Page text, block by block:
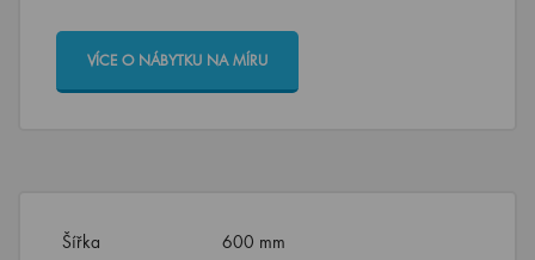
VÍCE O NÁBYTKU NA MÍRU
Šířka
600 mm